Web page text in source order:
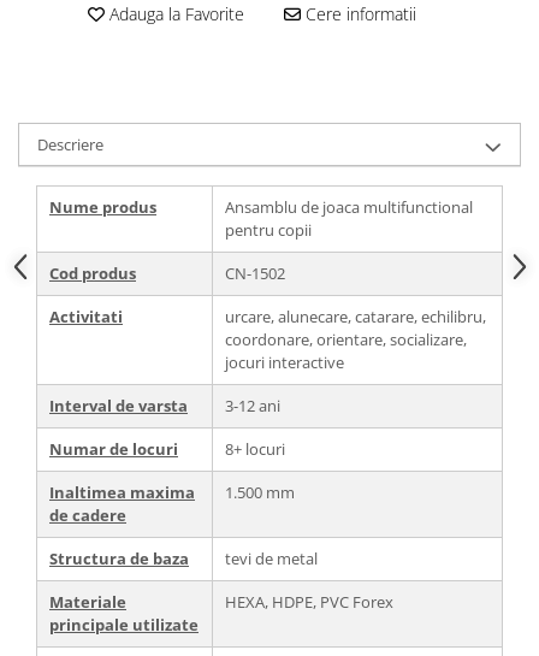
Adauga la Favorite Cere informatii
Descriere
Nume produs
Ansamblu de joaca multifunctional
pentru copii
Cod produs
CN-1502
Activitati
urcare, alunecare, catarare, echilibru,
coordonare, orientare, socializare,
jocuri interactive
Interval de varsta
3-12 ani
Numar de locuri
8+ locuri
Inaltimea maxima
de cadere
1.500 mm
Structura de baza
tevi de metal
Materiale
principale utilizate
HEXA, HDPE, PVC Forex